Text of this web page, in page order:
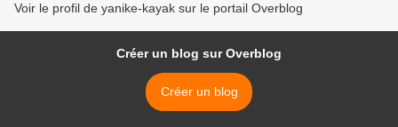
Voir le profil de yanike-kayak sur le portail Overblog
Créer un blog sur Overblog
Créer un blog